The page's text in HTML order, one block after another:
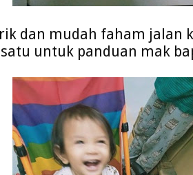
dan mudah faham jalan
untuk panduan mak